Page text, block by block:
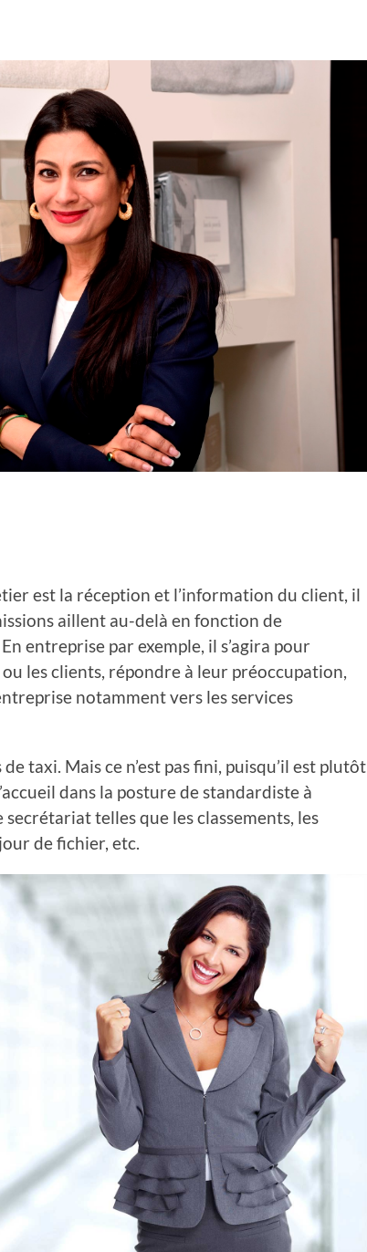
est la réception et l’information du client, il
aillent au-delà en fonction de
entreprise par exemple, il s’agira pour
ou les clients, répondre à leur préoccupation,
notamment vers les services
taxi. Mais ce n’est pas fini, puisqu’il est plutôt
dans la posture de standardiste à
telles que les classements, les
de fichier, etc.